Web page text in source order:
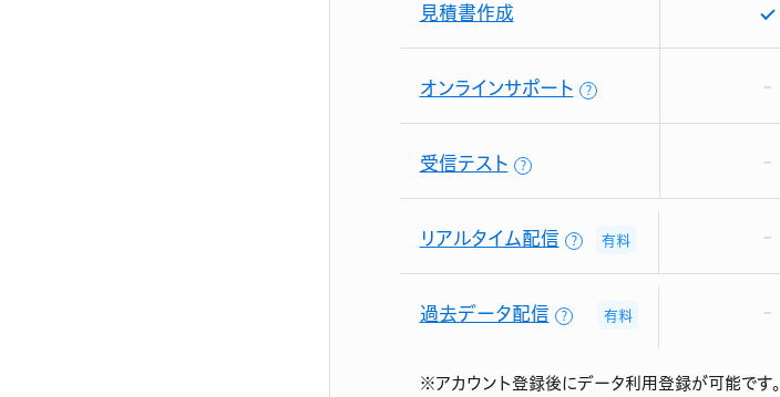
見積書作成
オンラインサポート ？
受信テスト ？
リアルタイム配信 ？ 有料
過去データ配信 ？ 有料
※アカウント登録後にデータ利用登録が可能です。